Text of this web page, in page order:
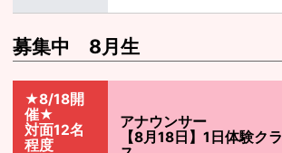
募集中 8月生
★8/18開
催★
対面12名
程度
アナウンサー
【8月18日】1日体験クラ